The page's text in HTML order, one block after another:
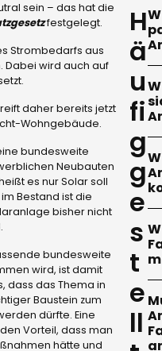
sein – das hat die
festgelegt.
Strombedarfs aus
Dabei wird auch auf
daher bereits jetzt
Wohngebäude.
bundesweite
Neubauten
es nur Solar soll
Bestand ist die
bisher nicht
bundesweite
wird, ist damit
dass das Thema in
Baustein zum
dürfte. Eine
Vorteil, dass man
hätte und
H
ä
u
fi
g
g
e
s
t
e
ll